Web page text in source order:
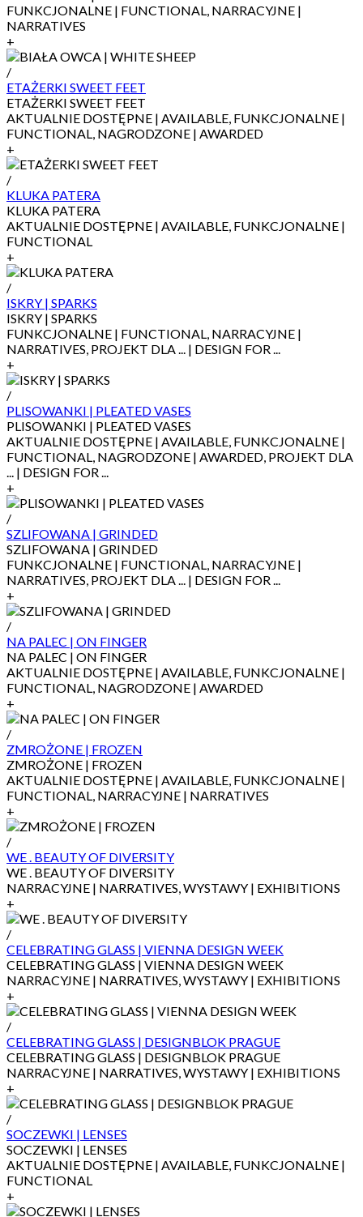
FUNKCJONALNE | FUNCTIONAL, NARRACYJNE |
NARRATIVES
+
/
ETAŻERKI SWEET FEET
ETAŻERKI SWEET FEET
AKTUALNIE DOSTĘPNE | AVAILABLE, FUNKCJONALNE |
FUNCTIONAL, NAGRODZONE | AWARDED
+
/
KLUKA PATERA
KLUKA PATERA
AKTUALNIE DOSTĘPNE | AVAILABLE, FUNKCJONALNE |
FUNCTIONAL
+
/
ISKRY | SPARKS
ISKRY | SPARKS
FUNKCJONALNE | FUNCTIONAL, NARRACYJNE |
NARRATIVES, PROJEKT DLA ... | DESIGN FOR ...
+
/
PLISOWANKI | PLEATED VASES
PLISOWANKI | PLEATED VASES
AKTUALNIE DOSTĘPNE | AVAILABLE, FUNKCJONALNE |
FUNCTIONAL, NAGRODZONE | AWARDED, PROJEKT DLA
... | DESIGN FOR ...
+
/
SZLIFOWANA | GRINDED
SZLIFOWANA | GRINDED
FUNKCJONALNE | FUNCTIONAL, NARRACYJNE |
NARRATIVES, PROJEKT DLA ... | DESIGN FOR ...
+
/
NA PALEC | ON FINGER
NA PALEC | ON FINGER
AKTUALNIE DOSTĘPNE | AVAILABLE, FUNKCJONALNE |
FUNCTIONAL, NAGRODZONE | AWARDED
+
/
ZMROŻONE | FROZEN
ZMROŻONE | FROZEN
AKTUALNIE DOSTĘPNE | AVAILABLE, FUNKCJONALNE |
FUNCTIONAL, NARRACYJNE | NARRATIVES
+
/
WE . BEAUTY OF DIVERSITY
WE . BEAUTY OF DIVERSITY
NARRACYJNE | NARRATIVES, WYSTAWY | EXHIBITIONS
+
/
CELEBRATING GLASS | VIENNA DESIGN WEEK
CELEBRATING GLASS | VIENNA DESIGN WEEK
NARRACYJNE | NARRATIVES, WYSTAWY | EXHIBITIONS
+
/
CELEBRATING GLASS | DESIGNBLOK PRAGUE
CELEBRATING GLASS | DESIGNBLOK PRAGUE
NARRACYJNE | NARRATIVES, WYSTAWY | EXHIBITIONS
+
/
SOCZEWKI | LENSES
SOCZEWKI | LENSES
AKTUALNIE DOSTĘPNE | AVAILABLE, FUNKCJONALNE |
FUNCTIONAL
+